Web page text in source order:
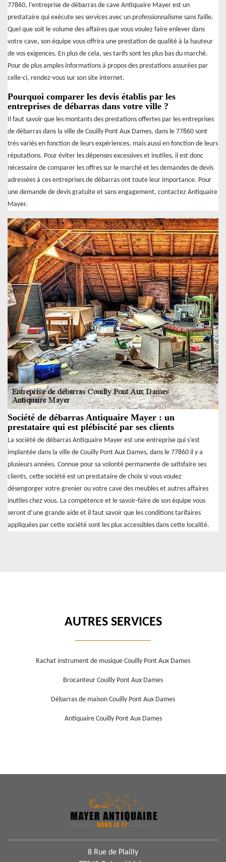
77860, l’entreprise de débarras de cave Antiquaire Mayer est un
prestataire qui exécute ses services avec un professionnalisme sans faille.
Quel que soit le volume des affaires que vous voulez faire enlever dans
votre cave, son équipe vous offrira une prestation de qualité à la hauteur
de vos exigences. En plus de cela, ses tarifs sont les plus bas du marché.
Pour de plus amples informations à propos des prestations assurées par
celle-ci, rendez-vous sur son site internet.
Pourquoi comparer les devis établis par les
entreprises de débarras dans votre ville ?
Il faut savoir que les montants des prestations offertes par les entreprises
de débarras dans la ville de Couilly Pont Aux Dames, dans le 77860 sont
très variés en fonction de leurs expériences, mais aussi en fonction de leurs
réputations. Pour éviter les dépenses excessives et inutiles, il est donc
nécessaire de comparer les offres sur le marché et les demandes de devis
adressées à ces entreprises de débarras ont toute leur importance. Pour
une demande de devis gratuite et sans engagement, contactez Antiquaire
Mayer.
Société de débarras Antiquaire Mayer : un
prestataire qui est plébiscité par ses clients
La société de débarras Antiquaire Mayer est une entreprise qui s’est
implantée dans la ville de Couilly Pont Aux Dames, dans le 77860 il y a
plusieurs années. Connue pour sa volonté permanente de satisfaire ses
clients, cette société est un prestataire de choix si vous voulez
désengorger votre grenier ou votre cave des meubles et autres affaires
inutiles chez vous. La compétence et le savoir-faire de son équipe vous
seront d’une grande aide et il faut savoir que les conditions tarifaires
appliquées par cette société sont les plus accessibles dans cette localité.
AUTRES SERVICES
Rachat instrument de musique Couilly Pont Aux Dames
Brocanteur Couilly Pont Aux Dames
Débarras de maison Couilly Pont Aux Dames
Antiquaire Couilly Pont Aux Dames
8 Rue de Plailly